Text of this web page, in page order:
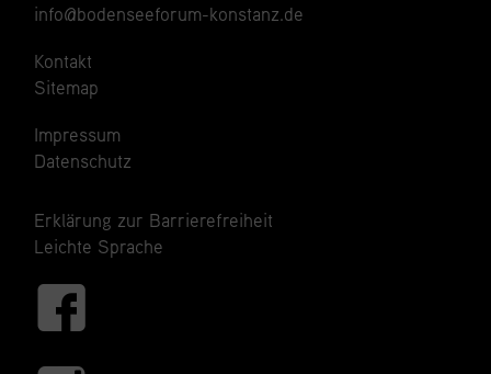
info@bodenseeforum-konstanz.de
Kontakt
Sitemap
Impressum
Datenschutz
Erklärung zur Barrierefreiheit
Leichte Sprache